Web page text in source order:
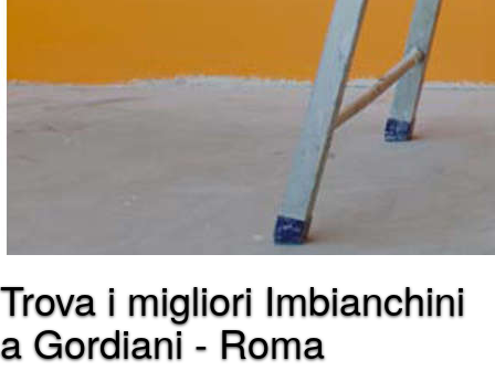
Trova i migliori Imbianchini
a Gordiani - Roma